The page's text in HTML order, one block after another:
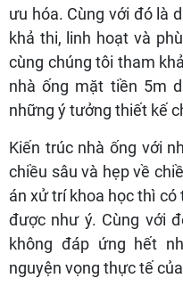
ưu hóa. Cùng với đó là
khả thi, linh hoạt và
cùng chúng tôi tham
nhà ống mặt tiền 5m
những ý tưởng thiết kế
Kiến trúc nhà ống với
chiều sâu và hẹp về
án xử trí khoa học thì có
được như ý. Cùng với
không đáp ứng hết
nguyện vọng thực tế